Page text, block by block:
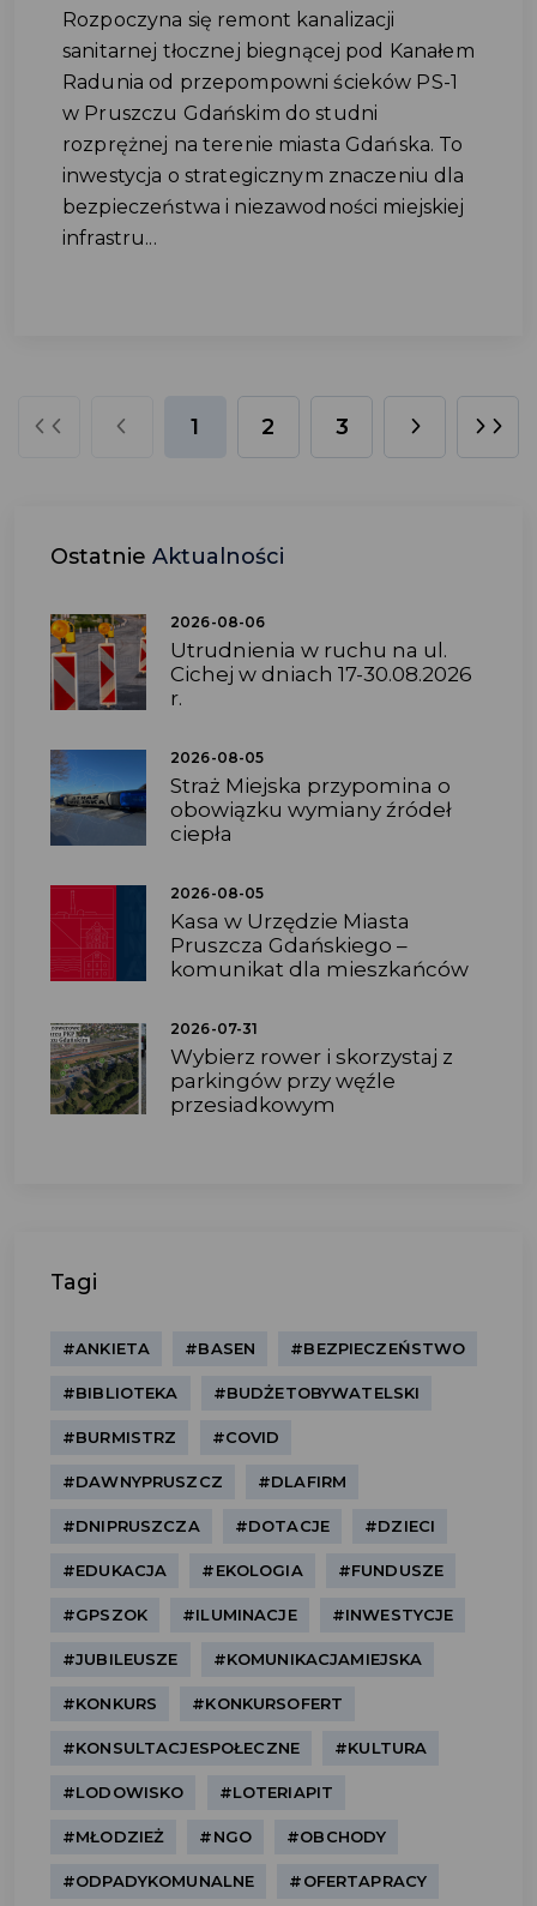
Rozpoczyna się remont kanalizacji
sanitarnej tłocznej biegnącej pod Kanałem
Radunia od przepompowni ścieków PS-1
w Pruszczu Gdańskim do studni
rozprężnej na terenie miasta Gdańska. To
inwestycja o strategicznym znaczeniu dla
bezpieczeństwa i niezawodności miejskiej
infrastru...
1 2 3
Ostatnie Aktualności
2026-08-06
Utrudnienia w ruchu na ul.
Cichej w dniach 17-30.08.2026
r.
2026-08-05
Straż Miejska przypomina o
obowiązku wymiany źródeł
ciepła
2026-08-05
Kasa w Urzędzie Miasta
Pruszcza Gdańskiego –
komunikat dla mieszkańców
2026-07-31
Wybierz rower i skorzystaj z
parkingów przy węźle
przesiadkowym
Tagi
#ANKIETA #BASEN #BEZPIECZEŃSTWO
#BIBLIOTEKA #BUDŻETOBYWATELSKI
#BURMISTRZ #COVID
#DAWNYPRUSZCZ #DLAFIRM
#DNIPRUSZCZA #DOTACJE #DZIECI
#EDUKACJA #EKOLOGIA #FUNDUSZE
#GPSZOK #ILUMINACJE #INWESTYCJE
#JUBILEUSZE #KOMUNIKACJAMIEJSKA
#KONKURS #KONKURSOFERT
#KONSULTACJESPOŁECZNE #KULTURA
#LODOWISKO #LOTERIAPIT
#MŁODZIEŻ #NGO #OBCHODY
#ODPADYKOMUNALNE #OFERTAPRACY